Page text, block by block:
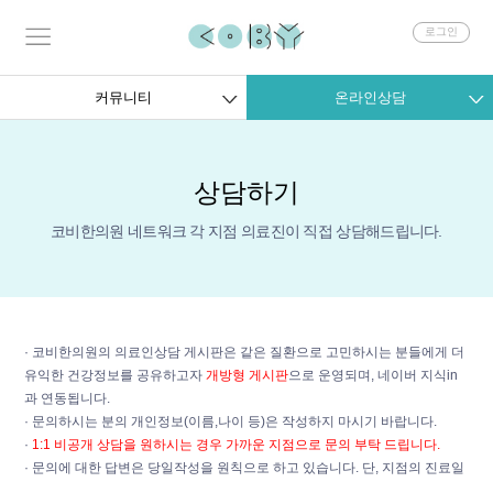
회로그인
커뮤니티 온라인상담
상담하기
코비한의원 네트워크 각 지점 의료진이 직접 상담해드립니다.
· 코비한의원의 의료인상담 게시판은 같은 질환으로 고민하시는 분들에게 더
유익한 건강정보를 공유하고자개방형 게시판으로 운영되며, 네이버 지식in
과 연동됩니다.
· 문의하시는 분의 개인정보(이름,나이 등)은 작성하지 마시기 바랍니다.
· 1:1 비공개 상담을 원하시는 경우 가까운 지점으로 문의 부탁 드립니다.
· 문의에 대한 답변은 당일작성을 원칙으로 하고 있습니다. 단, 지점의 진료일